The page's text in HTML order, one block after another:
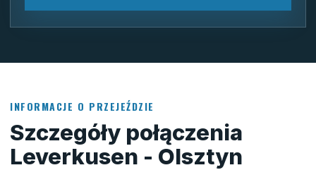
INFORMACJE O PRZEJEŹDZIE
Szczegóły połączenia
Leverkusen - Olsztyn